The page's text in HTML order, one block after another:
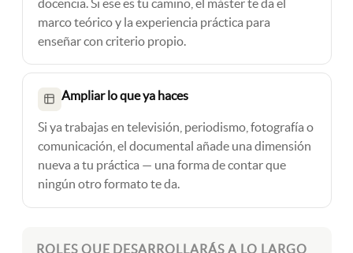
docencia. Si ese es tu camino, el máster te da el
marco teórico y la experiencia práctica para
enseñar con criterio propio.
Ampliar lo que ya haces
Si ya trabajas en televisión, periodismo, fotografía o
comunicación, el documental añade una dimensión
nueva a tu práctica — una forma de contar que
ningún otro formato te da.
ROLES QUE DESARROLLARÁS A LO LARGO